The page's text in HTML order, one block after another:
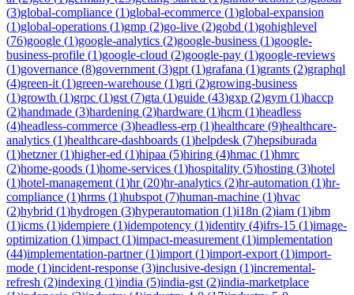
(3)global-compliance (1)global-ecommerce (1)global-expansion
(1)global-operations (1)gmp (2)go-live (2)gobd (1)gohighlevel
(76)google (1)google-analytics (2)google-business (1)google-
business-profile (1)google-cloud (2)google-pay (1)google-reviews
(1)governance (8)government (3)gpt (1)grafana (1)grants (2)graphql
(4)green-it (1)green-warehouse (1)gri (2)growing-business
(1)growth (1)grpc (1)gst (7)gta (1)guide (43)gxp (2)gym (1)haccp
(2)handmade (3)hardening (2)hardware (1)hcm (1)headless
(4)headless-commerce (3)headless-erp (1)healthcare (9)healthcare-
analytics (1)healthcare-dashboards (1)helpdesk (7)hepsiburada
(1)hetzner(1)higher-ed (1)hipaa (5)hiring (4)hmac (1)hmrc
(2)home-goods (1)home-services (1)hospitality (5)hosting (3)hotel
(1)hotel-management (1)hr(20)hr-analytics (2)hr-automation (1)hr-
compliance (1)hrms (1)hubspot (7)human-machine (1)hvac
(2)hybrid (1)hydrogen (3)hyperautomation (1)i18n (2)iam (1)ibm
(1)icms (1)idempiere (1)idempotency (1)identity (4)ifrs-15 (1)image-
optimization (1)impact (1)impact-measurement (1)implementation
(44)implementation-partner(1)import (1)import-export (1)import-
mode (1)incident-response (3)inclusive-design (1)incremental-
refresh (2)indexing (1)india (5)india-gst (2)india-marketplace